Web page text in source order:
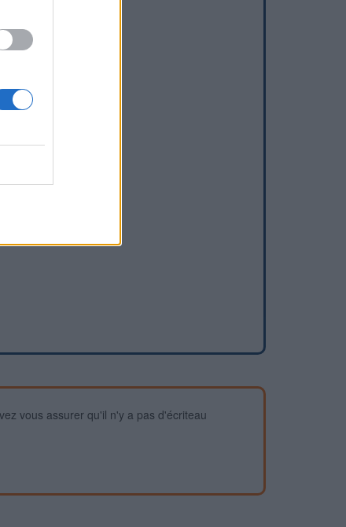
vous assurer qu'il n'y a pas d'écriteau